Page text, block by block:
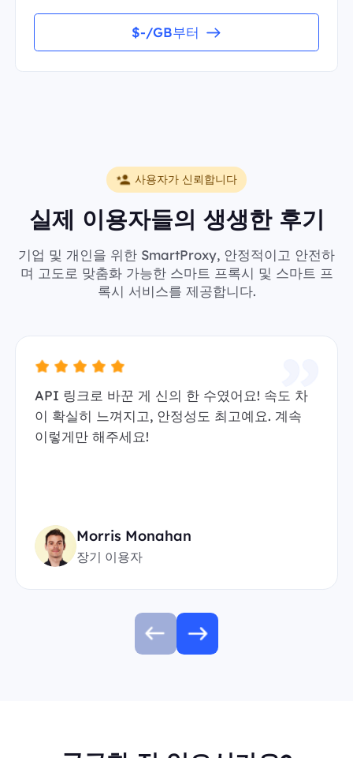
$-/GB부터
사용자가 신뢰합니다
실제 이용자들의 생생한 후기
기업 및 개인을 위한 SmartProxy, 안정적이고 안전하
며 고도로 맞춤화 가능한 스마트 프록시 및 스마트 프
록시 서비스를 제공합니다.
API 링크로 바꾼 게 신의 한 수였어요! 속도 차
이 확실히 느껴지고, 안정성도 최고예요. 계속
이렇게만 해주세요!
Morris Monahan
장기 이용자